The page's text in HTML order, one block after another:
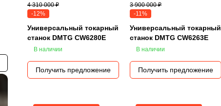
4 310 000 ₽
-12%
Универсальный токарный
станок DMTG CW6280E
В наличии
Получить предложение
3 900 000 ₽
-11%
Универсальный токарный
станок DMTG CW6263E
В наличии
Получить предложение